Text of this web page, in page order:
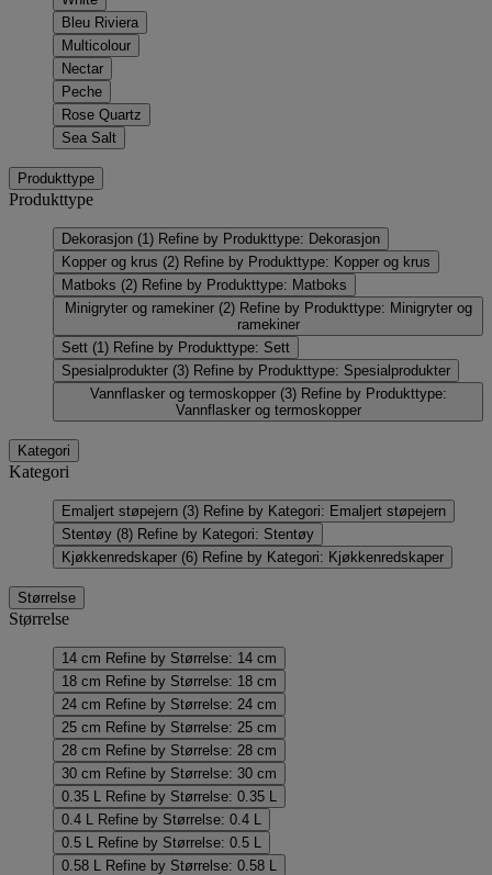
Bleu Riviera
Multicolour
Nectar
Peche
Rose Quartz
Sea Salt
Produkttype
Produkttype
Dekorasjon (1) Refine by Produkttype: Dekorasjon
Kopper og krus (2) Refine by Produkttype: Kopper og krus
Matboks (2) Refine by Produkttype: Matboks
Minigryter og ramekiner (2) Refine by Produkttype: Minigryter og
ramekiner
Sett (1) Refine by Produkttype: Sett
Spesialprodukter (3) Refine by Produkttype: Spesialprodukter
Vannflasker og termoskopper (3) Refine by Produkttype:
Vannflasker og termoskopper
Kategori
Kategori
Emaljert støpejern (3) Refine by Kategori: Emaljert støpejern
Stentøy (8) Refine by Kategori: Stentøy
Kjøkkenredskaper (6) Refine by Kategori: Kjøkkenredskaper
Størrelse
Størrelse
14 cm Refine by Størrelse: 14 cm
18 cm Refine by Størrelse: 18 cm
24 cm Refine by Størrelse: 24 cm
25 cm Refine by Størrelse: 25 cm
28 cm Refine by Størrelse: 28 cm
30 cm Refine by Størrelse: 30 cm
0.35 L
Refine by Størrelse: 0.35 L
0.4 L
Refine by Størrelse: 0.4 L
0.5 L
Refine by Størrelse: 0.5 L
0.58 L
Refine by Størrelse: 0.58 L